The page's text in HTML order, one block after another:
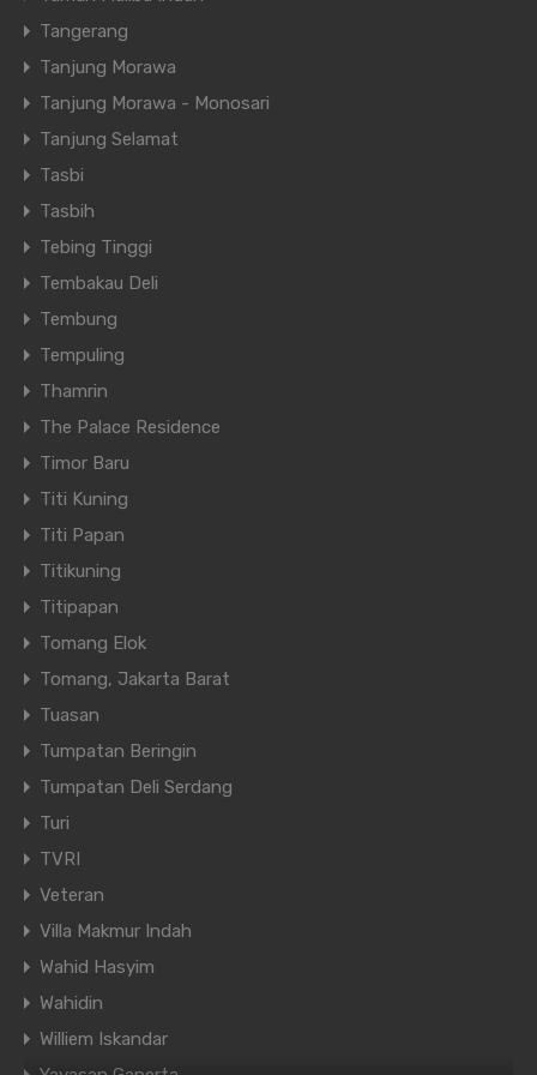
Alamat email Anda tidak akan dipublikasikan.
Komentar*
Email*
Situs Web
peramban ini untuk komentar saya berikutnya.
Tangerang
Tanjung Morawa
Tanjung Morawa - Monosari
Tanjung Selamat
Tasbi
Tasbih
Tebing Tinggi
Tembakau Deli
Tembung
Tempuling
Thamrin
The Palace Residence
Timor Baru
Titi Kuning
Titi Papan
Titikuning
Titipapan
Tomang Elok
Tomang, Jakarta Barat
Tuasan
Tumpatan Beringin
Tumpatan Deli Serdang
Turi
TVRI
Veteran
Villa Makmur Indah
Wahid Hasyim
Wahidin
Williem Iskandar